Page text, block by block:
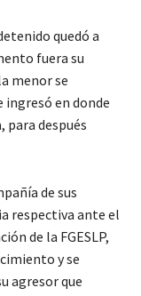
quedó a
fuera su
menor se
en donde
para después
de sus
respectiva ante el
de la FGESLP,
y se
agresor que